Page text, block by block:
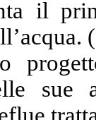
il
sue